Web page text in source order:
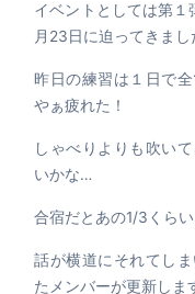
イベントとしては第１
月23日に迫ってきまし
昨日の練習は１日で
やぁ疲れた！
しゃべりよりも吹い
いかな…
合宿だとあの1/3くら
話が横道にそれてし
たメンバーが更新しま